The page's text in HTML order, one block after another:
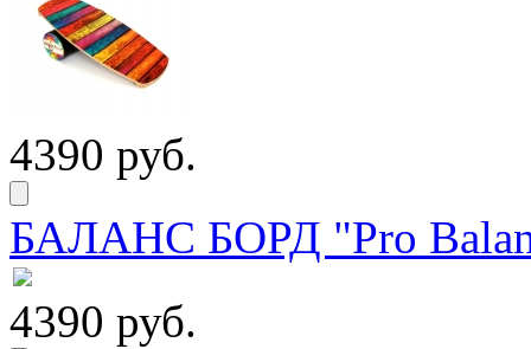
4390 руб.
БАЛАНС БОРД "Pro
4390 руб.